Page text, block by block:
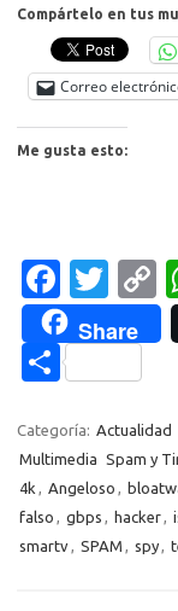
Compártelo en tus
Correo
Me gusta esto:
Fa
c
e
b
o
o
k
T
w
it
te
r
n
k
Share
C
m
p
ar
ti
Categoría: Actualidad
Multimedia Spam y
4k , Angeloso ,
falso , gbps , hacker,
smartv, SPAM , spy,